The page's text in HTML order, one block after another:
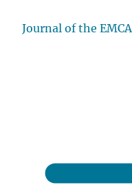
Journal of the EMCA